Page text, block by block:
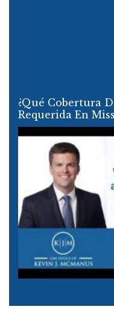
¿Qué Cobertura
Requerida En